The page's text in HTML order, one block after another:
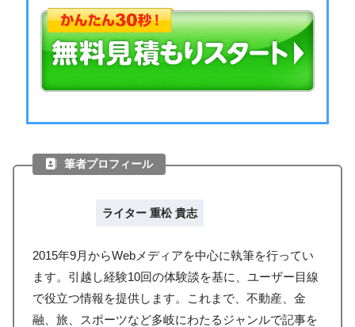
筆者プロフィール
ライター 重松 貴志
2015年9月からWebメディアを中心に執筆を行ってい
ます。引越し経験10回の体験談を基に、ユーザー目線
で役立つ情報を提供します。これまで、不動産、金
融、旅、スポーツなど多岐にわたるジャンルで記事を